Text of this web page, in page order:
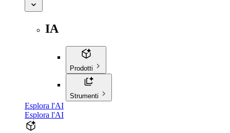
IA
Prodotti
Strumenti
Esplora l'AI
Esplora l'AI